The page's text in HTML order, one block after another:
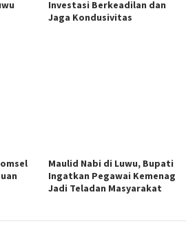
Investasi Berkeadilan dan
Jaga Kondusivitas
Maulid Nabi di Luwu, Bupati
Ingatkan Pegawai Kemenag
Jadi Teladan Masyarakat